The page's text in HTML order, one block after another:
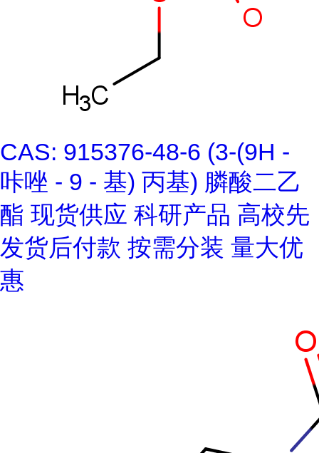
CAS: 915376-48-6 (3-(9H -
咔唑 - 9 - 基) 丙基) 膦酸二乙
酯 现货供应 科研产品 高校先
发货后付款 按需分装 量大优
惠